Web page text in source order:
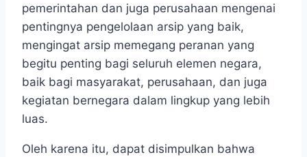
pemerintahan dan juga perusahaan mengenai
pentingnya pengelolaan arsip yang baik,
mengingat arsip memegang peranan yang
begitu penting bagi seluruh elemen negara,
baik bagi masyarakat, perusahaan, dan juga
kegiatan bernegara dalam lingkup yang lebih
luas.
Oleh karena itu, dapat disimpulkan bahwa